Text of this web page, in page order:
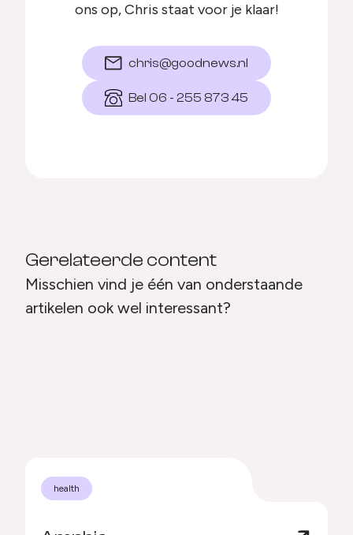
ons op, Chris staat voor je klaar!
chris@goodnews.nl
Bel 06 - 255 873 45
Gerelateerde content
Misschien vind je één van onderstaande
artikelen ook wel interessant?
health